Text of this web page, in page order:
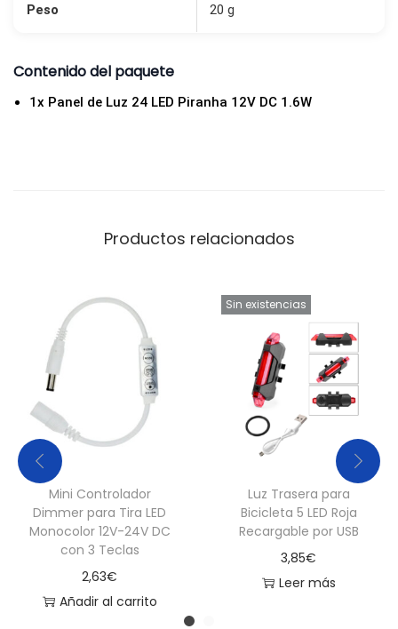
Peso 20 g
Contenido del paquete
1x Panel de Luz 24 LED Piranha 12V DC 1.6W
Productos relacionados
Mini Controlador
Dimmer para Tira LED
Monocolor 12V-24V DC
con 3 Teclas
2,63€
Añadir al carrito
Sin existencias
Luz Trasera para
Bicicleta 5 LED Roja
Recargable por USB
3,85€
Leer más